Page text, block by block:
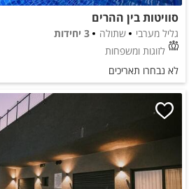
סוויטות בין ההרים
גליל מערבי שתולה
3 יחידות
לזוגות ומשפחות
לא נבחרו תאריכים